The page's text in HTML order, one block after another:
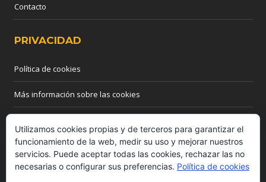
Contacto
PRIVACIDAD
Política de cookies
Más información sobre las cookies
CONTACTO
Teléfono: 655 03 44 55
Utilizamos cookies propias y de terceros para garantizar el
funcionamiento de la web, medir su uso y mejorar nuestros
servicios. Puede aceptar todas las cookies, rechazar las no
necesarias o configurar sus preferencias. Política de cookies